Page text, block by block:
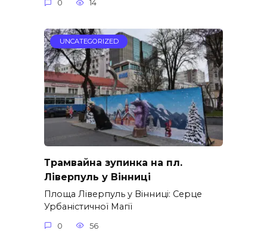
0 14
UNCATEGORIZED
Трамвайна зупинка на пл.
Ліверпуль у Вінниці
Площа Ліверпуль у Вінниці: Серце
Урбаністичної Магії
0 56